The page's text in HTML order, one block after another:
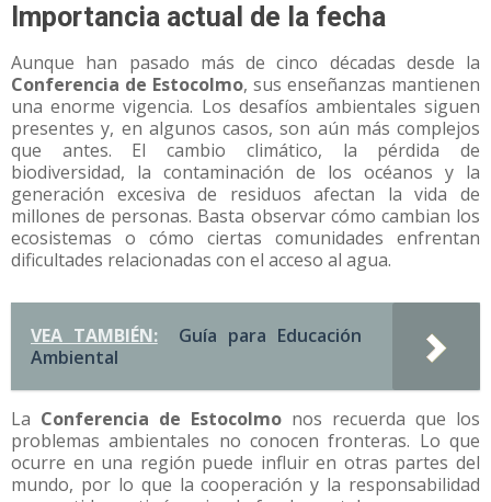
Importancia actual de la fecha
Aunque han pasado más de cinco décadas desde la
Conferencia de Estocolmo, sus enseñanzas mantienen
una enorme vigencia. Los desafíos ambientales siguen
presentes y, en algunos casos, son aún más complejos
que antes. El cambio climático, la pérdida de
biodiversidad, la contaminación de los océanos y la
generación excesiva de residuos afectan la vida de
millones de personas. Basta observar cómo cambian los
ecosistemas o cómo ciertas comunidades enfrentan
dificultades relacionadas con el acceso al agua.
VEA TAMBIÉN:
Guía para Educación
Ambiental
La Conferencia de Estocolmo nos recuerda que los
problemas ambientales no conocen fronteras. Lo que
ocurre en una región puede influir en otras partes del
mundo, por lo que la cooperación y la responsabilidad